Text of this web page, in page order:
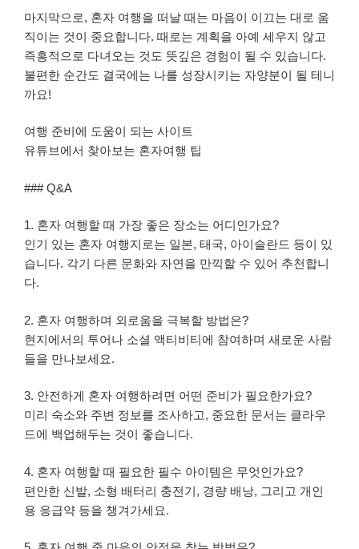
마지막으로, 혼자 여행을 떠날 때는 마음이 이끄는 대로 움
직이는 것이 중요합니다. 때로는 계획을 아예 세우지 않고
즉흥적으로 다녀오는 것도 뜻깊은 경험이 될 수 있습니다.
불편한 순간도 결국에는 나를 성장시키는 자양분이 될 테니
까요!
여행 준비에 도움이 되는 사이트
유튜브에서 찾아보는 혼자여행 팁
### Q&A
1. 혼자 여행할 때 가장 좋은 장소는 어디인가요?
인기 있는 혼자 여행지로는 일본, 태국, 아이슬란드 등이 있
습니다. 각기 다른 문화와 자연을 만끽할 수 있어 추천합니
다.
2. 혼자 여행하며 외로움을 극복할 방법은?
현지에서의 투어나 소셜 액티비티에 참여하며 새로운 사람
들을 만나보세요.
3. 안전하게 혼자 여행하려면 어떤 준비가 필요한가요?
미리 숙소와 주변 정보를 조사하고, 중요한 문서는 클라우
드에 백업해두는 것이 좋습니다.
4. 혼자 여행할 때 필요한 필수 아이템은 무엇인가요?
편안한 신발, 소형 배터리 충전기, 경량 배낭, 그리고 개인
용 응급약 등을 챙겨가세요.